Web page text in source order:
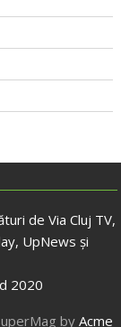
de Via Cluj TV,
UpNews și
2020
by Acme